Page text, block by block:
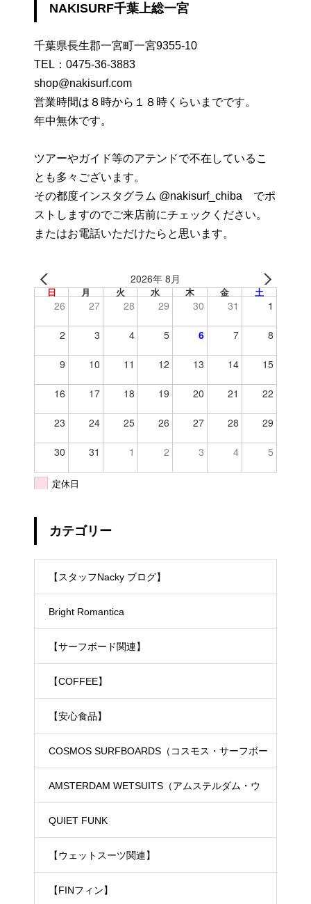
NAKISURF千葉上総一宮
千葉県長生郡一宮町一宮9355-10
TEL： 0475-36-3883
shop@nakisurf.com
営業時間は８時から１８時くらいまでです。
年中無休です。
ツアーやガイド等のアテンドで不在しているこ
とも多々ございます。
その都度インスタグラム @nakisurf_chiba でポ
ストしますのでご来店前にチェックください。
またはお電話いただけたらと思います。
2026年 8月
日 月 火 水 木 金 土
26 27 28 29 30 31 1
2 3 4 5 6 7 8
9 10 11 12 13 14 15
16 17 18 19 20 21 22
23 24 25 26 27 28 29
30 31 1 2 3 4 5
定休日
カテゴリー
【スタッフNacky ブログ】
Bright Romantica
【サーフボード関連】
【COFFEE】
【安心食品】
COSMOS SURFBOARDS（コスモス・サーフボー
ド）
AMSTERDAM WETSUITS（アムステルダム・ウ
ェットスーツ）
QUIET FUNK
【ウェットスーツ関連】
【FINフィン】